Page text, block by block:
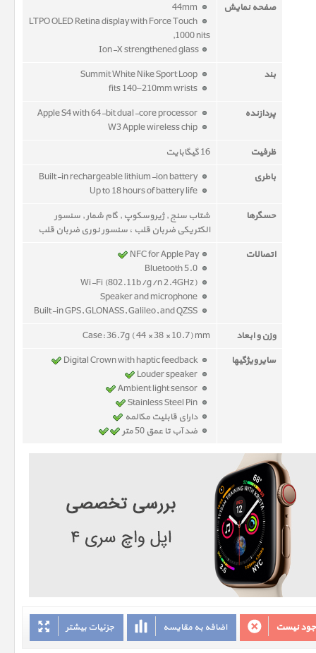
صفحه نمایش
LTPO OLED Retina display with Force Touch
,1000 nits
Ion-X strengthened glass
بند
پردازنده
ظرفیت
16 گیگابایت
باطری
حسگرها
شتاب سنج , ژیروسکوپ , گام شمار , سنسور
الکتریکی ضربان قلب ، سنسور نوری ضربان قلب
اتصالات
NFC for Apple Pay
وزن و ابعاد
Case: 36.7g ( 44 × 38 × 10.7) mm
سایر ویژگیها
دارای قابلیت مکالمه
ضد آب تا عمق 50 متر
جزئیات بیشتر اضافه به مقایسه نیست